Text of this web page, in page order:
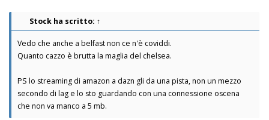
Stock ha scritto: ↑
Vedo che anche a belfast non ce n'è coviddi.
Quanto cazzo è brutta la maglia del chelsea.
PS lo streaming di amazon a dazn gli da una pista, non un mezzo
secondo di lag e lo sto guardando con una connessione oscena
che non va manco a 5 mb.